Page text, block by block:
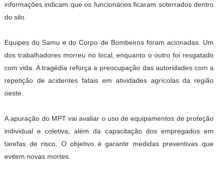
informações indicam que os funcionários ficaram soterrados dentro
do silo.
Equipes do Samu e do Corpo de Bombeiros foram acionadas. Um
dos trabalhadores morreu no local, enquanto o outro foi resgatado
com vida. A tragédia reforça a preocupação das autoridades com a
repetição de acidentes fatais em atividades agrícolas da região
oeste.
A apuração do MPT vai avaliar o uso de equipamentos de proteção
individual e coletiva, além da capacitação dos empregados em
tarefas de risco. O objetivo é garantir medidas preventivas que
evitem novas mortes.